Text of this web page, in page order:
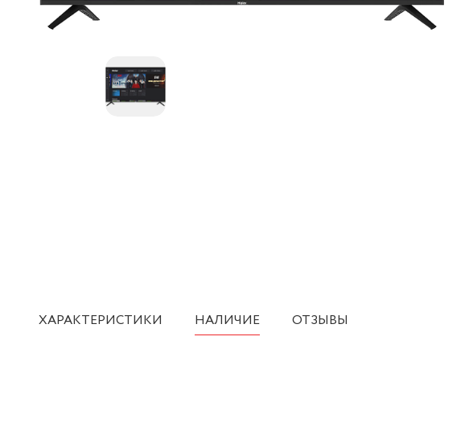
ХАРАКТЕРИСТИКИ НАЛИЧИЕ ОТЗЫВЫ